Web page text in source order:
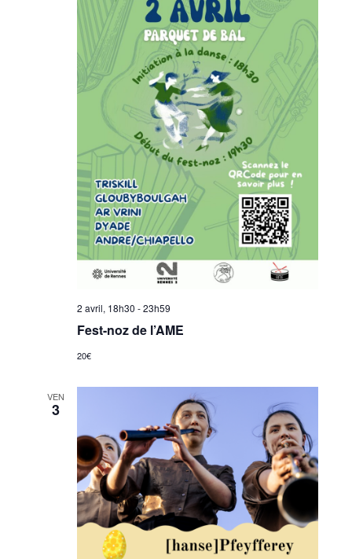
2 avril, 18h30 -23h59
Fest-noz de l’AME
20€
VEN
3